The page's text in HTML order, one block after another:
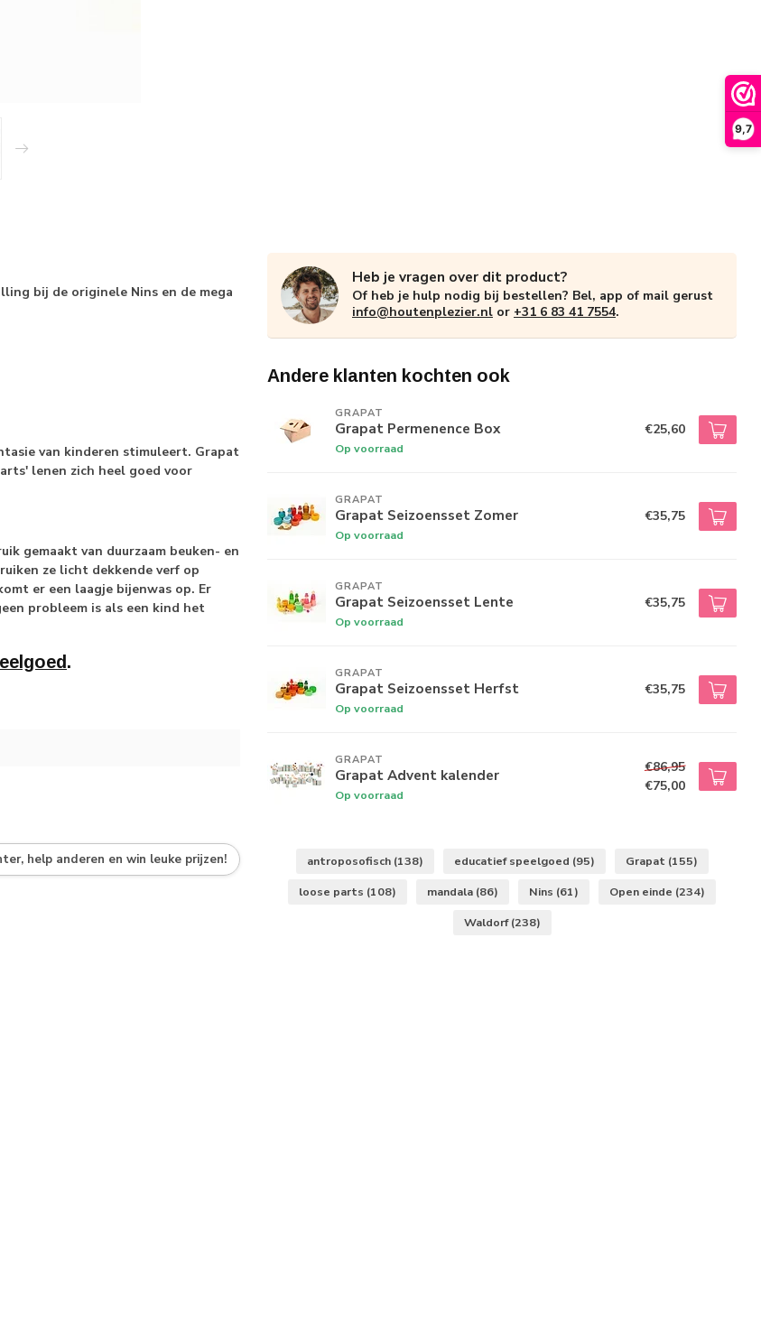
9,7
bij de originele Nins en de mega
van kinderen stimuleert. Grapat
lenen zich heel goed voor
gemaakt van duurzaam beuken- en
ze licht dekkende verf op
er een laagje bijenwas op. Er
probleem is als een kind het
.
help anderen en win leuke prijzen!
Heb je vragen over dit product?
Of heb je hulp nodig bij bestellen? Bel, app of mail gerust
info@houtenplezier.nl or +31 6 83 41 7554.
Andere klanten kochten ook
GRAPAT
Grapat Permenence Box
Op voorraad
€25,60
GRAPAT
Grapat Seizoensset Zomer
Op voorraad
€35,75
GRAPAT
Grapat Seizoensset Lente
Op voorraad
€35,75
GRAPAT
Grapat Seizoensset Herfst
Op voorraad
€35,75
GRAPAT
Grapat Advent kalender
Op voorraad
€86,95
€75,00
antroposofisch (138) educatief speelgoed (95) Grapat (155)
loose parts (108) mandala (86) Nins (61) Open einde (234)
Waldorf(238)